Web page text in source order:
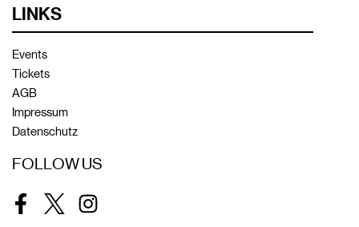
LINKS
Events
Tickets
AGB
Impressum
Datenschutz
FOLLOW US
FacebookTwitterInstagram